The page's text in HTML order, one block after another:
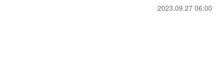
2023.09.27 06:00